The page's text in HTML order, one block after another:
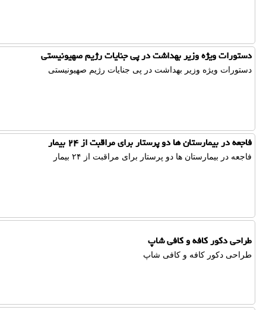
دستورات ویژه وزیر بهداشت در پی جنایات رژیم صهیونیستی
دستورات ویژه وزیر بهداشت در پی جنایات رژیم صهیونیستی
فاجعه در بیمارستان ها دو پرستار برای مراقبت از ۲۴ بیمار
فاجعه در بیمارستان ها دو پرستار برای مراقبت از ۲۴ بیمار
طراحی دکور کافه و کافی شاپ
طراحی دکور کافه و کافی شاپ